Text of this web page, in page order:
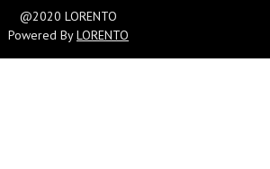
@2020 LORENTO
Powered ByLORENTO